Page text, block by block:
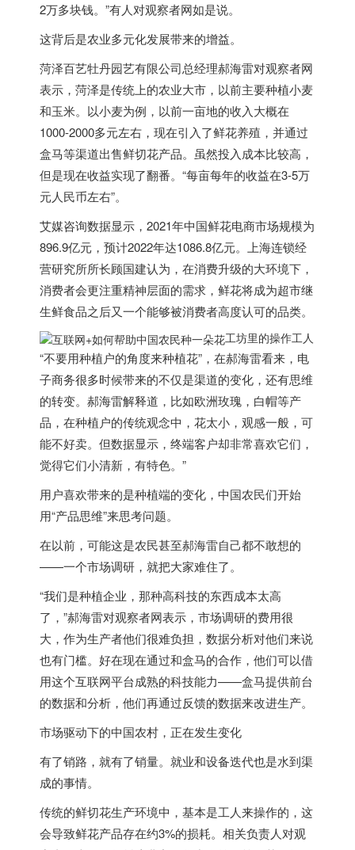
2万多块钱。”有人对观察者网如是说。
这背后是农业多元化发展带来的增益。
菏泽百艺牡丹园艺有限公司总经理郝海雷对观察者网
表示，菏泽是传统上的农业大市，以前主要种植小麦
和玉米。以小麦为例，以前一亩地的收入大概在
1000-2000多元左右，现在引入了鲜花养殖，并通过
盒马等渠道出售鲜切花产品。虽然投入成本比较高，
但是现在收益实现了翻番。“每亩每年的收益在3-5万
元人民币左右”。
艾媒咨询数据显示，2021年中国鲜花电商市场规模为
896.9亿元，预计2022年达1086.8亿元。上海连锁经
营研究所所长顾国建认为，在消费升级的大环境下，
消费者会更注重精神层面的需求，鲜花将成为超市继
生鲜食品之后又一个能够被消费者高度认可的品类。
工坊里的操作工人
“不要用种植户的角度来种植花”，在郝海雷看来，电
子商务很多时候带来的不仅是渠道的变化，还有思维
的转变。郝海雷解释道，比如欧洲玫瑰，白帽等产
品，在种植户的传统观念中，花太小，观感一般，可
能不好卖。但数据显示，终端客户却非常喜欢它们，
觉得它们小清新，有特色。”
用户喜欢带来的是种植端的变化，中国农民们开始
用“产品思维”来思考问题。
在以前，可能这是农民甚至郝海雷自己都不敢想的
——一个市场调研，就把大家难住了。
“我们是种植企业，那种高科技的东西成本太高
了，”郝海雷对观察者网表示，市场调研的费用很
大，作为生产者他们很难负担，数据分析对他们来说
也有门槛。好在现在通过和盒马的合作，他们可以借
用这个互联网平台成熟的科技能力——盒马提供前台
的数据和分析，他们再通过反馈的数据来改进生产。
市场驱动下的中国农村，正在发生变化
有了销路，就有了销量。就业和设备迭代也是水到渠
成的事情。
传统的鲜切花生产环境中，基本是工人来操作的，这
会导致鲜花产品存在约3%的损耗。相关负责人对观